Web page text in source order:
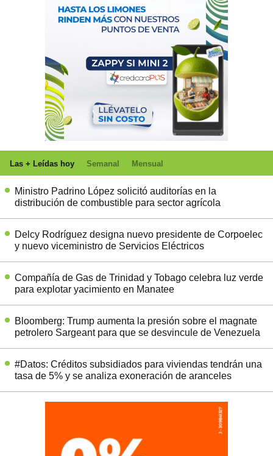
Las + Leídas hoy Semanal Mensual
Ministro Padrino López solicitó auditorías en la
distribución de combustible para sector agrícola
Delcy Rodríguez designa nuevo presidente de Corpoelec
y nuevo viceministro de Servicios Eléctricos
Compañía de Gas de Trinidad y Tobago celebra luz verde
para explotar yacimiento en Manatee
Bloomberg: Trump aumenta la presión sobre el magnate
petrolero Sargeant para que se desvincule de Venezuela
#Datos: Créditos subsidiados para viviendas tendrán una
tasa de 5% y se analiza exoneración de aranceles